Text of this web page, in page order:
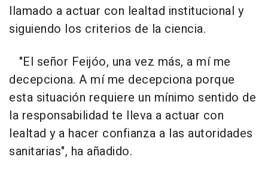
llamado a actuar con lealtad institucional y
siguiendo los criterios de la ciencia.
"El señor Feijóo, una vez más, a mí me
decepciona. A mí me decepciona porque
esta situación requiere un mínimo sentido de
la responsabilidad te lleva a actuar con
lealtad y a hacer confianza a las autoridades
sanitarias", ha añadido.